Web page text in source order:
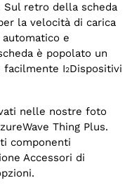
Sul retro della scheda
la velocità di carica
e
è popolato un
facilmente I2Dispositivi
nelle nostre foto
Thing Plus.
componenti
Accessori di